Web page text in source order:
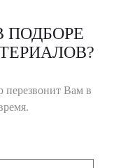
перезвонит Вам в